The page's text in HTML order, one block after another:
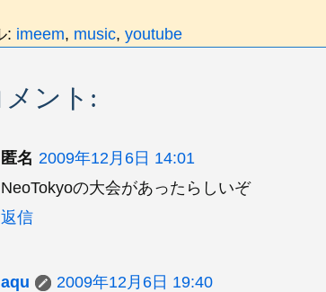
: imeem, music, youtube
メント:
匿名 2009年12月6日 14:01
NeoTokyoの大会があったらしいぞ
返信
aqu
2009年12月6日 19:40